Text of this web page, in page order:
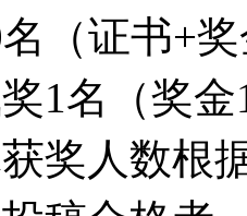
（证书+
1名（奖
奖人数根